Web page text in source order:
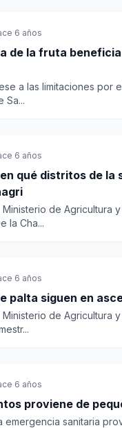
6 años
de la fruta
a las limitaciones por
Sa...
6 años
qué distritos de
Ministerio de Agricultura
la Cha...
6 años
palta siguen en
Ministerio de Agricultura
6 años
proviene de
emergencia sanitaria